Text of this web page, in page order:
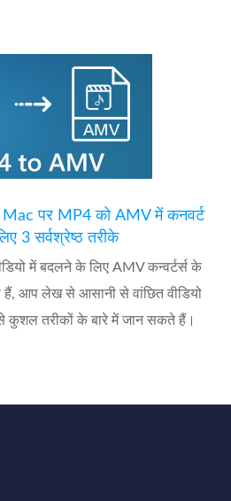
पर MP4 को AMV में कनवर्ट
3 सर्वश्रेष्ठ तरीके
में बदलने के लिए AMV कन्वर्टर्स के
आप लेख से आसानी से वांछित वीडियो
कुशल तरीकों के बारे में जान सकते हैं।